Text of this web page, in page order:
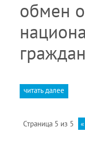
обмен
читать далее
Страница 5 из 5 «